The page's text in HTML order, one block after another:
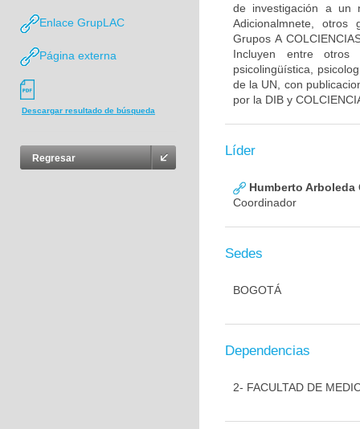
Enlace GrupLAC
Página externa
Descargar resultado de búsqueda
Regresar
de investigación a un
Adicionalmnete, otros
Grupos A
Incluyen entre otros
psicolingüística,
de la UN, con
por la DIB y
Líder
Humberto Arboleda
Coordinador
Sedes
BOGOTÁ
Dependencias
2- FACULTAD DE